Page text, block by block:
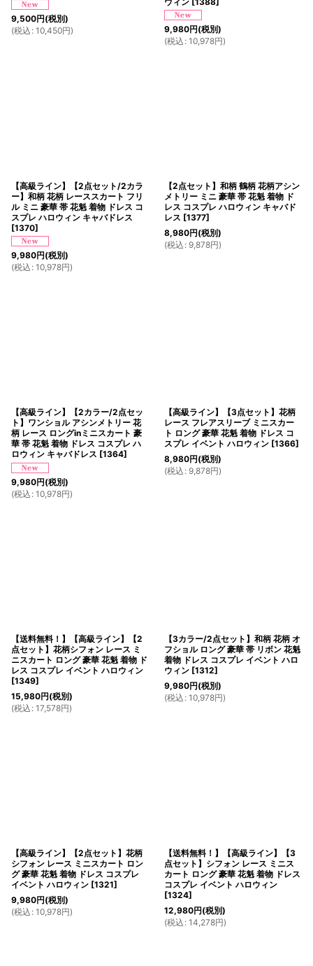
9,500円(税別)
(税込 : 10,450円) 9,980円(税別)
(税込 : 10,978円)
【高級ライン】【2点セット/2カラ
ー】和柄 花柄 レーススカート フリ
ル ミニ 豪華 帯 花魁 着物 ドレス コ
スプレ ハロウィン キャバドレス
[1370]
9,980円(税別)
(税込 : 10,978円)
【2点セット】和柄 鶴柄 花柄アシン
メトリー ミニ 豪華 帯 花魁 着物 ド
レス コスプレ ハロウィン キャバド
レス [1377]
8,980円(税別)
(税込 : 9,878円)
【高級ライン】【2カラー/2点セッ
ト】ワンショル アシンメトリー 花
柄 レース ロングinミニスカート 豪
華 帯 花魁 着物 ドレス コスプレ ハ
ロウィン キャバドレス [1364]
9,980円(税別)
(税込 : 10,978円)
【高級ライン】【3点セット】花柄
レース フレアスリーブ ミニスカー
ト ロング 豪華 花魁 着物 ドレス コ
スプレ イベント ハロウィン [1366]
8,980円(税別)
(税込 : 9,878円)
【送料無料！】【高級ライン】【2
点セット】花柄シフォン レース ミ
ニスカート ロング 豪華 花魁 着物 ド
レス コスプレ イベント ハロウィン
[1349]
15,980円(税別)
(税込 : 17,578円)
【3カラー/2点セット】和柄 花柄 オ
フショル ロング 豪華 帯 リボン 花魁
着物 ドレス コスプレ イベント ハロ
ウィン [1312]
9,980円(税別)
(税込 : 10,978円)
【高級ライン】【2点セット】花柄
シフォン レース ミニスカート ロン
グ 豪華 花魁 着物 ドレス コスプレ
イベント ハロウィン [1321]
9,980円(税別)
(税込 : 10,978円)
【送料無料！】【高級ライン】【3
点セット】シフォン レース ミニス
カート ロング 豪華 花魁 着物 ドレス
コスプレ イベント ハロウィン
[1324]
12,980円(税別)
(税込 : 14,278円)